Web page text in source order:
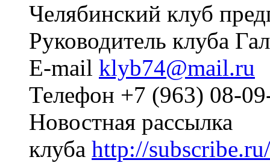
Челябинский клуб
Руководитель клуба
E-mail klyb74@mail.ru
Телефон +7 (963) 08-
Новостная рассылка
клуба http://